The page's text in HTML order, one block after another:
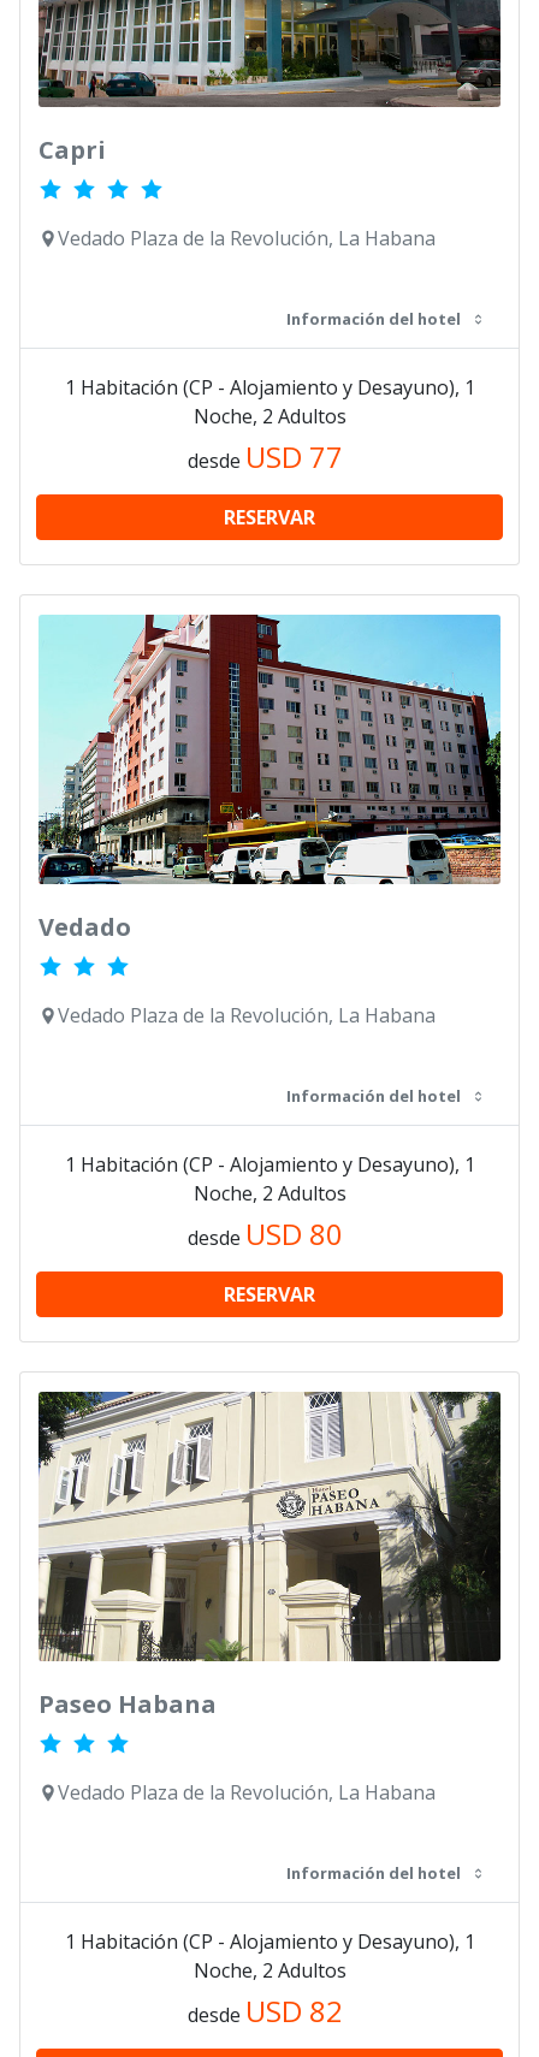
Capri
Vedado Plaza de la Revolución, La Habana
Información del hotel
1 Habitación (CP - Alojamiento y Desayuno), 1
Noche, 2 Adultos
desde USD 77
RESERVAR
Vedado
Vedado Plaza de la Revolución, La Habana
Información del hotel
1 Habitación (CP - Alojamiento y Desayuno), 1
Noche, 2 Adultos
desde USD 80
RESERVAR
Paseo Habana
Vedado Plaza de la Revolución, La Habana
Información del hotel
1 Habitación (CP - Alojamiento y Desayuno), 1
Noche, 2 Adultos
desde USD 82